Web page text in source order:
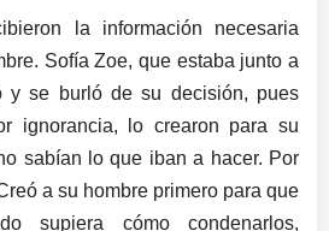
la información necesaria
Sofía Zoe, que estaba junto a
y se burló de su decisión, pues
ignorancia, lo crearon para su
sabían lo que iban a hacer. Por
a su hombre primero para que
supiera cómo condenarlos,